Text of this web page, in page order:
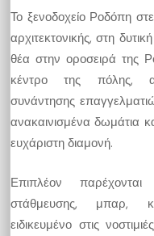
Το ξενοδοχείο Ροδόπη
αρχιτεκτονικής, στη
θέα στην οροσειρά της
κέντρο της πόλης,
συνάντησης
ανακαινισμένα δωμάτια
ευχάριστη διαμονή.
Επιπλέον παρέχονται
στάθμευσης, μπαρ,
ειδικευμένο στις